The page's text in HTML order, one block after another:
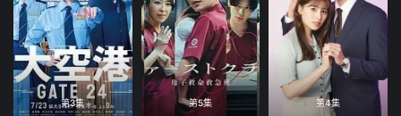
第3集 第5集 第4集